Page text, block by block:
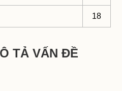
18
TẢ VẤN ĐỀ